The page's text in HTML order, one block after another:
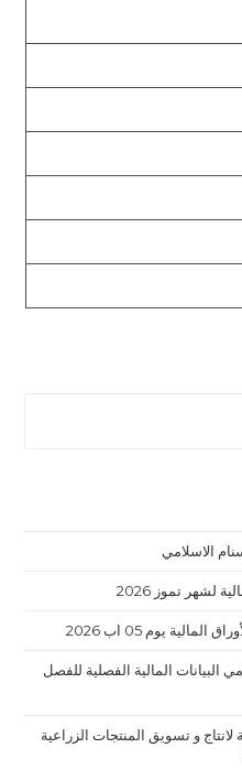
الاسلامي
لشهر تموز 2026
يوم 05 اب 2026
المالية الفصلية للفصل
و تسويق المنتجات الزراعية